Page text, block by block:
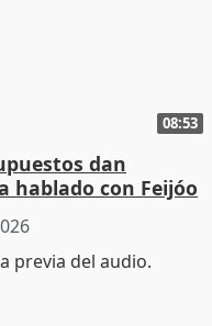
08:53
dan
hablado con Feijóo